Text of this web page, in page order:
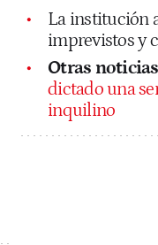
La institución
imprevistos y
Otras noticias
dictado una
inquilino